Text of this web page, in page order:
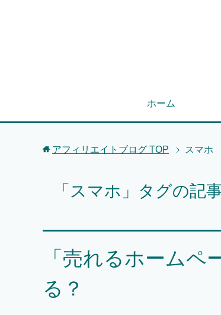
ホーム
アフィリエイトブログ TOP スマホ
「スマホ」タグの記
「売れるホームペ
る？